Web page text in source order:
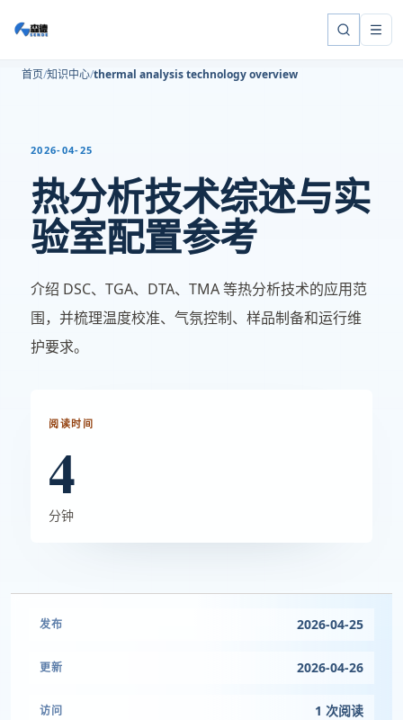
首页 知识中心 thermal analysis technology overview
2026-04-25
热分析技术综述与实
验室配置参考
介绍 DSC、TGA、DTA、TMA 等热分析技术的应用范
围，并梳理温度校准、气氛控制、样品制备和运行维
护要求。
阅读时间
4
分钟
发布 2026-04-25
更新 2026-04-26
访问 1 次阅读